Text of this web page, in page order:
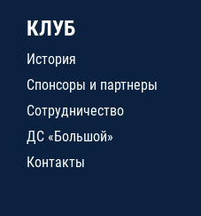
КЛУБ
История
Спонсоры и партнеры
Сотрудничество
ДС «Большой»
Контакты